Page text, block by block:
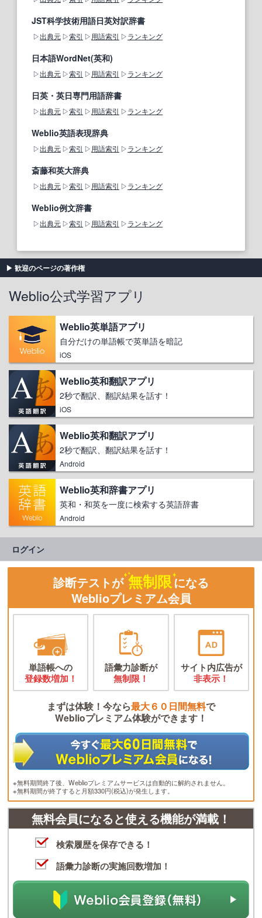
JST科学技術用語日英対訳辞書
出典元 索引 用語索引 ランキング
日本語WordNet(英和)
出典元 索引 用語索引 ランキング
日英・英日専門用語辞書
出典元 索引 用語索引 ランキング
Weblio英語表現辞典
出典元 索引 用語索引 ランキング
斎藤和英大辞典
出典元 索引 用語索引 ランキング
Weblio例文辞書
出典元 索引 用語索引 ランキング
歓迎のページの著作権
Weblio公式学習アプリ
Weblio英単語アプリ
自分だけの単語帳で英単語を暗記
iOS
Weblio英和翻訳アプリ
2秒で翻訳、翻訳結果を話す！
iOS
Weblio英和翻訳アプリ
2秒で翻訳、翻訳結果を話す！
Android
Weblio英和辞書アプリ
英和・和英を一度に検索する英語辞書
Android
ログイン
診断テストが 無制限になる
Weblioプレミアム会員
単語帳への
登録数増加！
語彙力診断が
無制限！
サイト内広告が
非表示！
まずは体験！今なら最大６０日間無料で
Weblioプレミアム体験ができます！
※無料期間終了後、Weblioプレミアムサービスは自動的に解約されません。
※無料期間が終了すると月額330円(税込)が発生します。
無料会員になると使える機能が満載！
検索履歴を保存できる！
語彙力診断の実施回数増加！